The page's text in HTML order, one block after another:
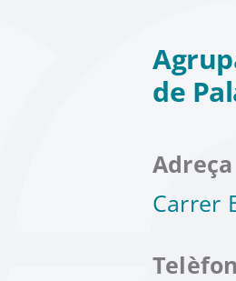
de
Adreça
Carrer
Telèfon